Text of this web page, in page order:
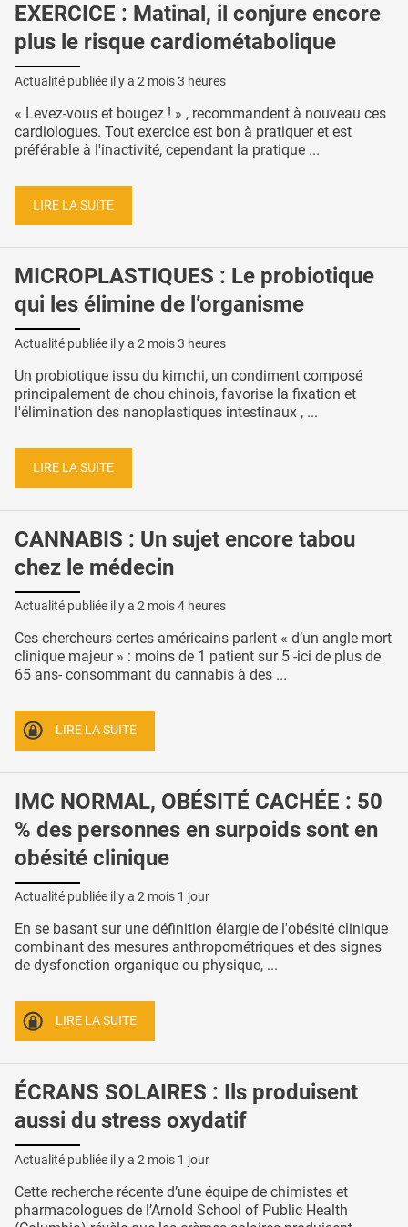
EXERCICE : Matinal, il conjure encore
plus le risque cardiométabolique
Actualité publiée il y a 2 mois 3 heures
« Levez-vous et bougez ! » , recommandent à nouveau ces
cardiologues. Tout exercice est bon à pratiquer et est
préférable à l'inactivité, cependant la pratique ...
LIRE LA SUITE
MICROPLASTIQUES : Le probiotique
qui les élimine de l’organisme
Actualité publiée il y a 2 mois 3 heures
Un probiotique issu du kimchi, un condiment composé
principalement de chou chinois, favorise la fixation et
l'élimination des nanoplastiques intestinaux , ...
LIRE LA SUITE
CANNABIS : Un sujet encore tabou
chez le médecin
Actualité publiée il y a 2 mois 4 heures
Ces chercheurs certes américains parlent « d’un angle mort
clinique majeur » : moins de 1 patient sur 5 -ici de plus de
65 ans- consommant du cannabis à des ...
LIRE LA SUITE
IMC NORMAL, OBÉSITÉ CACHÉE : 50
% des personnes en surpoids sont en
obésité clinique
Actualité publiée il y a 2 mois 1 jour
En se basant sur une définition élargie de l'obésité clinique
combinant des mesures anthropométriques et des signes
de dysfonction organique ou physique, ...
LIRE LA SUITE
ÉCRANS SOLAIRES : Ils produisent
aussi du stress oxydatif
Actualité publiée il y a 2 mois 1 jour
Cette recherche récente d’une équipe de chimistes et
pharmacologues de l’Arnold School of Public Health